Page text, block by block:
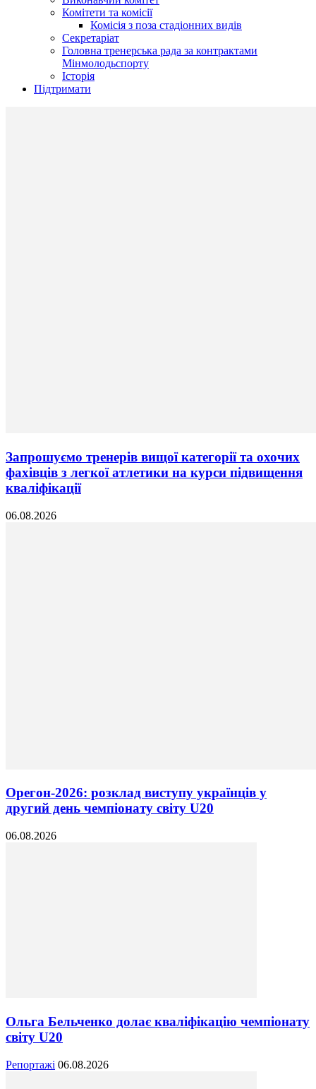
Комітети та комісії
Комісія з поза стадіонних видів
Секретаріат
Головна тренерська рада за контрактами
Мінмолодьспорту
Історія
Підтримати
Запрошуємо тренерів вищої категорії та охочих
фахівців з легкої атлетики на курси підвищення
кваліфікації
06.08.2026
Орегон-2026: розклад виступу українців у
другий день чемпіонату світу U20
06.08.2026
Ольга Бельченко долає кваліфікацію чемпіонату
світу U20
Репортажі 06.08.2026